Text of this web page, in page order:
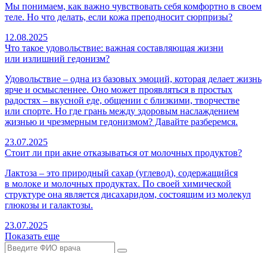
Мы понимаем, как важно чувствовать себя комфортно в своем
теле. Но что делать, если кожа преподносит сюрпризы?
12.08.2025
Что такое удовольствие: важная составляющая жизни
или излишний гедонизм?
Удовольствие – одна из базовых эмоций, которая делает жизнь
ярче и осмысленнее. Оно может проявляться в простых
радостях – вкусной еде, общении с близкими, творчестве
или спорте. Но где грань между здоровым наслаждением
жизнью и чрезмерным гедонизмом? Давайте разберемся.
23.07.2025
Стоит ли при акне отказываться от молочных продуктов?
Лактоза – это природный сахар (углевод), содержащийся
в молоке и молочных продуктах. По своей химической
структуре она является дисахаридом, состоящим из молекул
глюкозы и галактозы.
23.07.2025
Показать еще